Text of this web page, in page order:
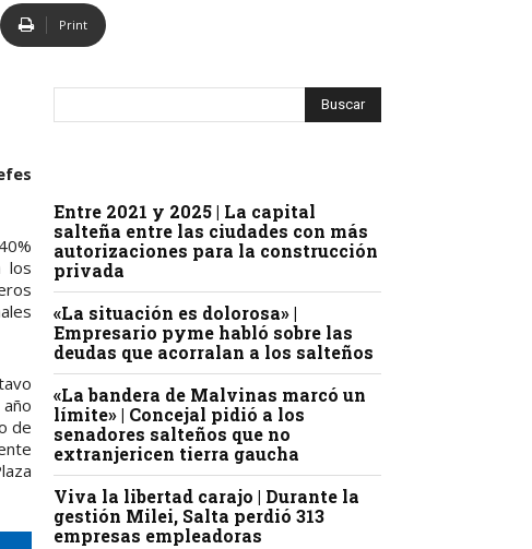
Print
los
de
Entre 2021 y 2025 | La capital
salteña entre las ciudades con más
autorizaciones para la construcción
privada
«La situación es dolorosa» |
Empresario pyme habló sobre las
deudas que acorralan a los salteños
«La bandera de Malvinas marcó un
límite» | Concejal pidió a los
senadores salteños que no
extranjericen tierra gaucha
Viva la libertad carajo | Durante la
gestión Milei, Salta perdió 313
empresas empleadoras